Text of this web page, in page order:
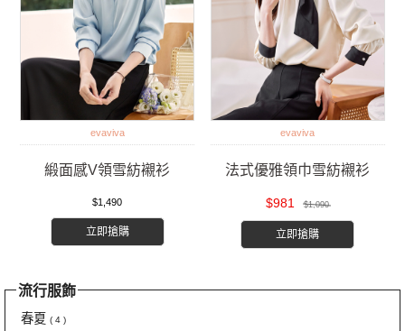
evaviva
緞面感V領雪紡襯衫
$1,490
立即搶購
evaviva
法式優雅領巾雪紡襯衫
$981 $1,090
立即搶購
流行服飾
春夏 ( 4 )